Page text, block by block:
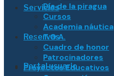
Servicios
Reservas
Portal usuario
Día de la piragua
Cursos
Academia náutica
T.O.A.
Cuadro de honor
Patrocinadores
Proyectos Educativos